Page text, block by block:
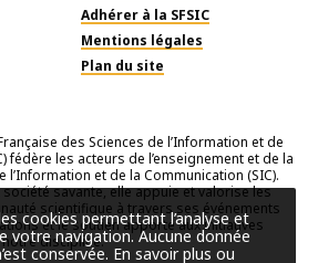
Adhérer à la SFSIC
Mentions légales
Plan du site
des Sciences de l’Information et de
fédère les acteurs de l’enseignement et de la
l’Information et de la Communication (SIC).
société savante, elle appuie et valorise les
scientifique à travers ses événements
et le soutien apporté aux initiatives
discipline.
cookies permettant l’analyse et
votre navigation. Aucune donnée
conservée. En savoir plus ou